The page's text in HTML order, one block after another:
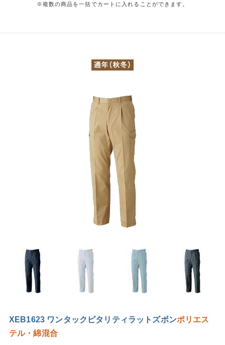
※複数の商品を一括でカートに入れることができます。
XEB1623 ワンタックピタリティラットズボンポリエス
テル・綿混合